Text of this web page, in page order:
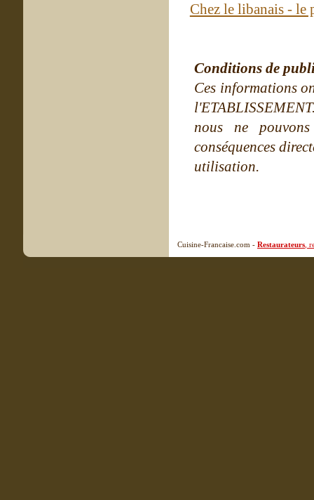
Chez le libanais -
Conditions de
Ces informations
nous ne
conséquences
utilisation.
Cuisine-Francaise.com - Restaurateurs ,